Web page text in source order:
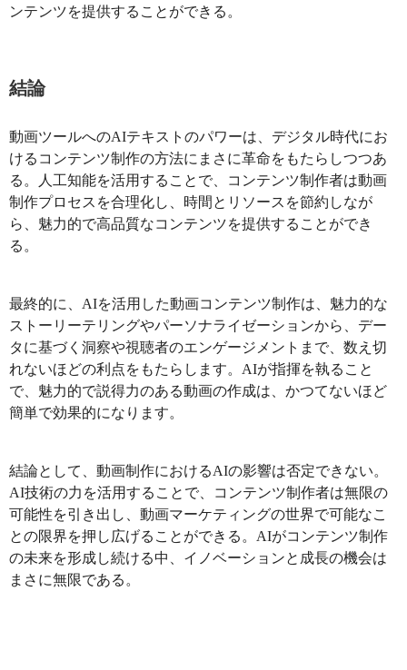
ンテンツを提供することができる。
結論
動画ツールへのAIテキストのパワーは、デジタル時代にお
けるコンテンツ制作の方法にまさに革命をもたらしつつあ
る。人工知能を活用することで、コンテンツ制作者は動画
制作プロセスを合理化し、時間とリソースを節約しなが
ら、魅力的で高品質なコンテンツを提供することができ
る。
最終的に、AIを活用した動画コンテンツ制作は、魅力的な
ストーリーテリングやパーソナライゼーションから、デー
タに基づく洞察や視聴者のエンゲージメントまで、数え切
れないほどの利点をもたらします。AIが指揮を執ること
で、魅力的で説得力のある動画の作成は、かつてないほど
簡単で効果的になります。
結論として、動画制作におけるAIの影響は否定できない。
AI技術の力を活用することで、コンテンツ制作者は無限の
可能性を引き出し、動画マーケティングの世界で可能なこ
との限界を押し広げることができる。AIがコンテンツ制作
の未来を形成し続ける中、イノベーションと成長の機会は
まさに無限である。